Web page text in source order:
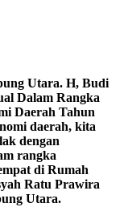
Utara. H, Budi
Dalam Rangka
Daerah Tahun
daerah, kita
dengan
rangka
di Rumah
Ratu Prawira
Utara.